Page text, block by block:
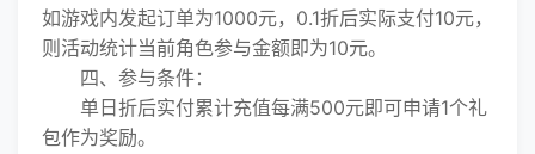
如游戏内发起订单为1000元，0.1折后实际支付10元，
则活动统计当前角色参与金额即为10元。
四、参与条件：
单日折后实付累计充值每满500元即可申请1个礼
包作为奖励。